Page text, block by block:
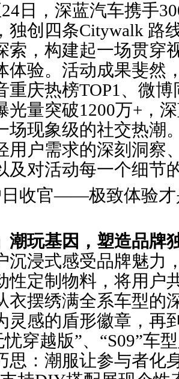
日，深蓝汽车携手
独创四条Citywalk 路
索，构建起一场贯穿
体验。活动成果斐然
重庆热榜TOP1、微
光量突破1200万+，
场现象级的社交热潮
用户需求的深刻洞察
及对活动每一个细节
潮玩基因，塑造品牌
沉浸式感受品牌魅力
性定制物料，将用户
衣摆绣满全系车型的
灵感的盾形徽章，再
忧穿越版”、“S09”车
思：潮服让参与者化